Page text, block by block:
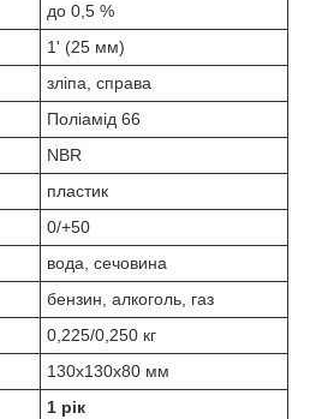
до 0,5 %
1' (25 мм)
зліпа, справа
Поліамід 66
NBR
пластик
0/+50
вода, сечовина
бензин, алкоголь, газ
0,225/0,250 кг
130х130х80 мм
1 рік